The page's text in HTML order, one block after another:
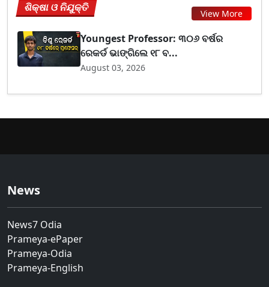
ଶିକ୍ଷା ଓ ନିଯୁକ୍ତି View More
Youngest Professor: ୩୦୬ ବର୍ଷର
ରେକର୍ଡ ଭାଙ୍ଗିଲେ ୧୮ ବ...
August 03, 2026
News
News7 Odia
Prameya-ePaper
Prameya-Odia
Prameya-English